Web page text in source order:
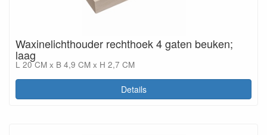
Waxinelichthouder rechthoek 4 gaten beuken;
laag
L 20 CM x B 4,9 CM x H 2,7 CM
Details